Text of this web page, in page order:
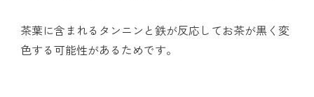
茶葉に含まれるタンニンと鉄が反応してお茶が黒く変
色する可能性があるためです。